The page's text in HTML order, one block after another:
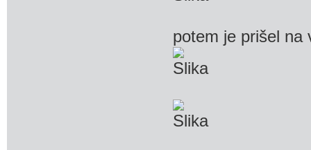
potem je prišel na